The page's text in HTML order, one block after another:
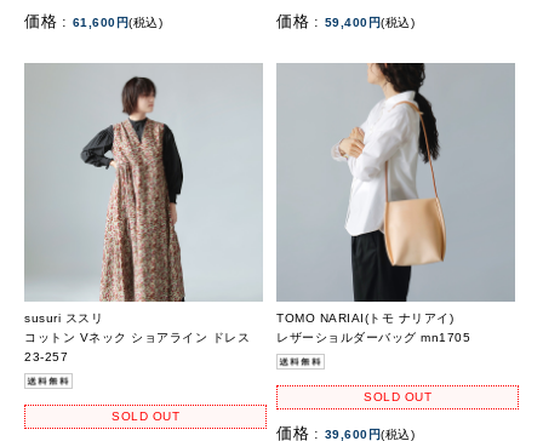
価格 : 61,600円(税込) 価格 : 59,400円(税込)
susuri ススリ
コットン Vネック ショアライン ドレス
23-257
SOLD OUT
TOMO NARIAI(トモ ナリアイ)
レザーショルダーバッグ mn1705
SOLD OUT
価格 : 39,600円(税込)